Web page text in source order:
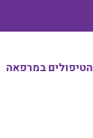
הטיפולים במרפאה